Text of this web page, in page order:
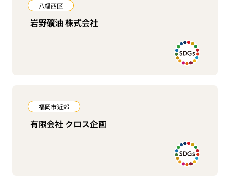
八幡西区
岩野礦油 株式会社
福岡市近郊
有限会社 クロス企画